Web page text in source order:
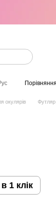
при
Порівняння
окулярів Футляр
1 клік